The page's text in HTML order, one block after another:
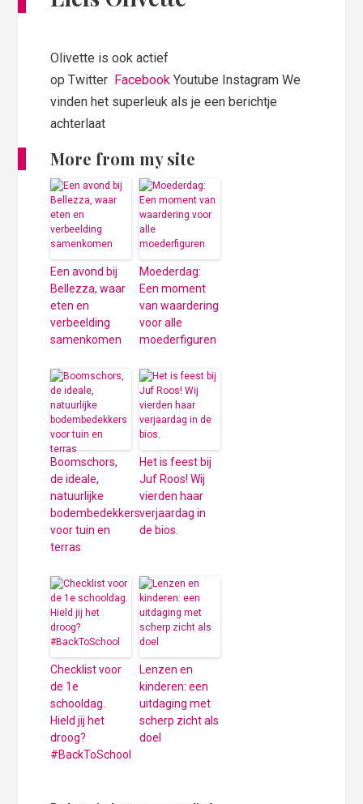
Olivette is ook actief
op Twitter Facebook Youtube Instagram We
vinden het superleuk als je een berichtje
achterlaat
More from my site
Een avond bij
Bellezza, waar
eten en
verbeelding
samenkomen
Moederdag:
Een moment
van waardering
voor alle
moederfiguren
Boomschors,
de ideale,
natuurlijke
bodembedekkers
voor tuin en
terras
Het is feest bij
Juf Roos! Wij
vierden haar
verjaardag in
de bios.
Checklist voor
de 1e
schooldag.
Hield jij het
droog?
#BackToSchool
Lenzen en
kinderen: een
uitdaging met
scherp zicht als
doel